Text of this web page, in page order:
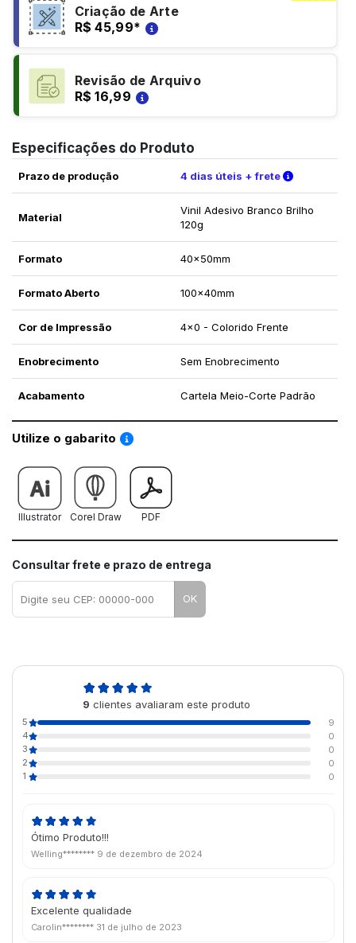
Criação de Arte
R$ 45,99*
Revisão de Arquivo
R$ 16,99
Especificações do Produto
Prazo de produção 4 dias úteis + frete Verifique
Material
Vinil Adesivo Branco Brilho
120g
Formato 40x50mm
Formato Aberto 100x40mm
Cor de Impressão 4x0 - Colorido Frente
Enobrecimento Sem Enobrecimento
Acabamento Cartela Meio-Corte Padrão
Utilize o gabarito Saiba como utilizar os nossos gabaritos
Illustrator Corel Draw PDF
Consultar frete e prazo de entrega
OK
9 clientes avaliaram este produto
5
9
4
0
3
0
2
0
1
0
Ótimo Produto!!!
Welling******** 9 de dezembro de 2024
Excelente qualidade
Carolin******** 31 de julho de 2023